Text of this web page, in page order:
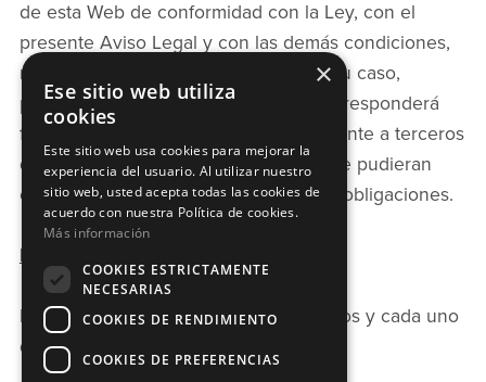
de esta Web de conformidad con la Ley, con el
presente Aviso Legal y con las demás condiciones,
reglamentos e instrucciones que, en su caso,
pudieran ser de aplicación. El Usuario responderá
frente a MARTA TORCA TRUEBA y frente a terceros
de cualesquiera daños o perjuicios que pudieran
causarse por incumplimiento de estas obligaciones.
LEGISLACIÓN APLICABLES
El presente Aviso Legal se rige en todos y cada uno
de los extremos por la Ley Española.
×
Ese sitio web utiliza
cookies
Este sitio web usa cookies para mejorar la
experiencia del usuario. Al utilizar nuestro
sitio web, usted acepta todas las cookies de
acuerdo con nuestra Política de cookies.
Más información
COOKIES ESTRICTAMENTE
NECESARIAS
COOKIES DE RENDIMIENTO
COOKIES DE PREFERENCIAS